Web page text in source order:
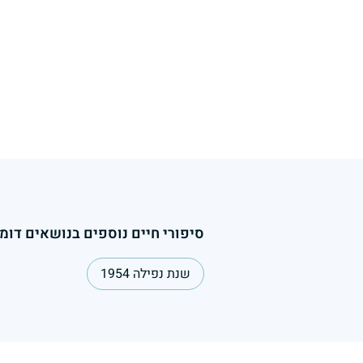
סיפורי חיים נוספים בנושאים
שנת נפילה 1954